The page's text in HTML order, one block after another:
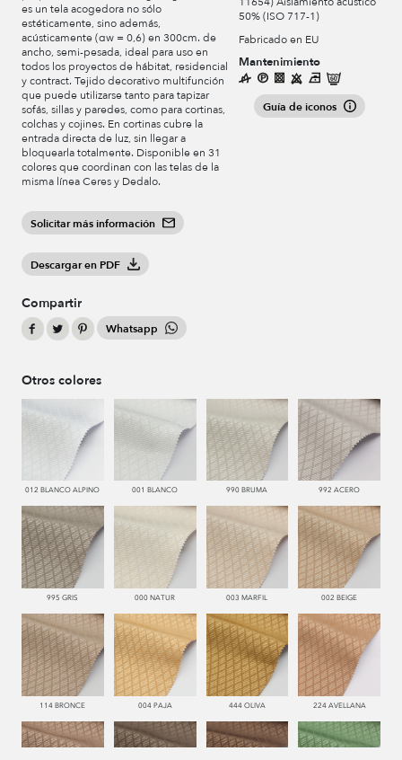
es un tela acogedora no sólo
estéticamente, sino además,
acústicamente (αw = 0,6) en 300cm. de
ancho, semi-pesada, ideal para uso en
todos los proyectos de hábitat, residencial
y contract. Tejido decorativo multifunción
que puede utilizarse tanto para tapizar
sofás, sillas y paredes, como para cortinas,
colchas y cojines. En cortinas cubre la
entrada directa de luz, sin llegar a
bloquearla totalmente. Disponible en 31
colores que coordinan con las telas de la
misma línea Ceres y Dedalo.
Solicitar más información
Descargar en PDF
Compartir
Whatsapp
50% (ISO 717-1)
Fabricado en EU
Mantenimiento
Guía de iconos
Otros colores
012 BLANCO ALPINO 001 BLANCO 990 BRUMA 992 ACERO
995 GRIS 000 NATUR 003 MARFIL 002 BEIGE
114 BRONCE 004 PAJA 444 OLIVA 224 AVELLANA